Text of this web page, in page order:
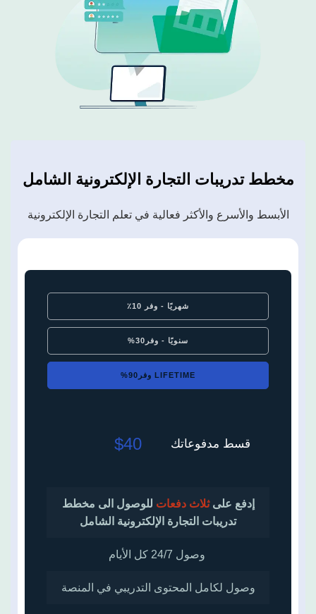
مخطط تدريبات التجارة الإلكترونية الشامل
الأبسط والأسرع والأكثر فعالية في تعلم التجارة الإلكترونية
شهريًا - وفر 10٪
سنويًا - وفر30%
LIFETIME وفر90%
قسط مدفوعاتك $40
إدفع علىثلاث دفعات للوصول الى مخطط
تدريبات التجارة الإلكترونية الشامل
وصول 24/7 كل الأيام
وصول لكامل المحتوى التدريبي في المنصة